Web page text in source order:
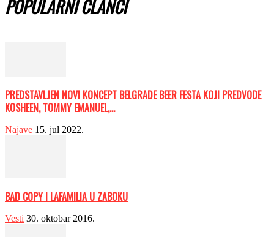
POPULARNI ČLANCI
PREDSTAVLJEN NOVI KONCEPT BELGRADE BEER FESTA KOJI PREDVODE
KOSHEEN, TOMMY EMANUEL,...
Najave 15. jul 2022.
BAD COPY I LAFAMILIA U ZABOKU
Vesti 30. oktobar 2016.